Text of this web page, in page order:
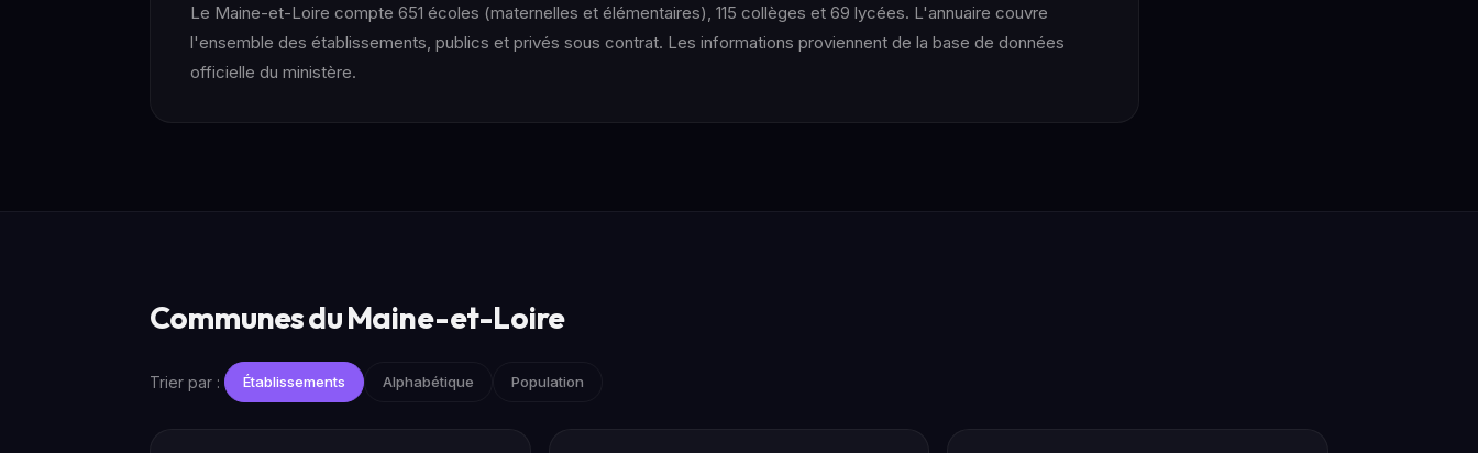
Le Maine-et-Loire compte 651 écoles (maternelles et élémentaires), 115 collèges et 69 lycées. L'annuaire couvre
l'ensemble des établissements, publics et privés sous contrat. Les informations proviennent de la base de données
officielle du ministère.
Communes du Maine-et-Loire
Trier par : Établissements Alphabétique Population